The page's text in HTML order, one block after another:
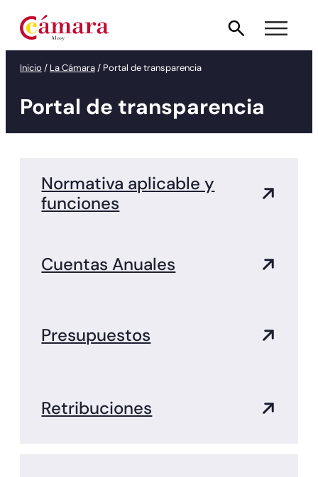
Saltar
contenido
Inicio / La Cámara/ Portal de transparencia
Portal de transparencia
Normativa aplicable y
funciones
Cuentas Anuales
Presupuestos
Retribuciones